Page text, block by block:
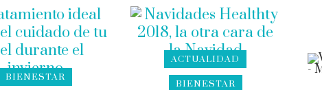
BIENESTAR
ACTUALIDAD
BIENESTAR